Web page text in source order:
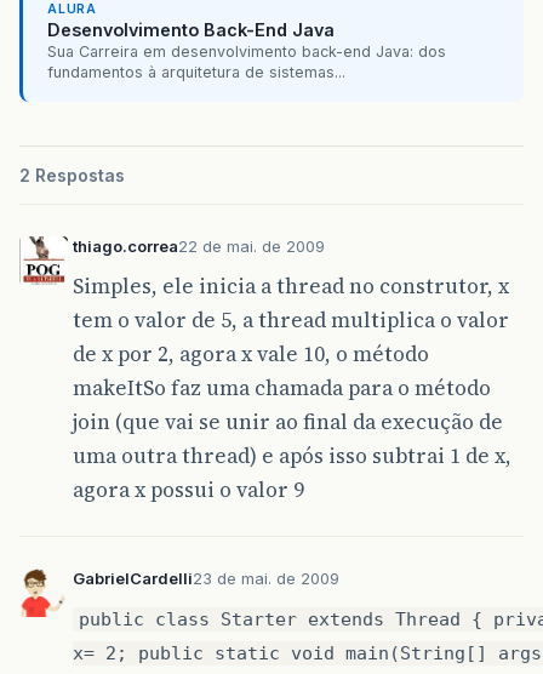
ALURA
Desenvolvimento Back-End Java
Sua Carreira em desenvolvimento back-end Java: dos
fundamentos à arquitetura de sistemas...
2 Respostas
thiago.correa22 de mai. de 2009
Simples, ele inicia a thread no construtor, x
tem o valor de 5, a thread multiplica o valor
de x por 2, agora x vale 10, o método
makeItSo faz uma chamada para o método
join (que vai se unir ao final da execução de
uma outra thread) e após isso subtrai 1 de x,
agora x possui o valor 9
GabrielCardelli23 de mai. de 2009
public class Starter extends Thread {
x= 2; public static void main(String[]